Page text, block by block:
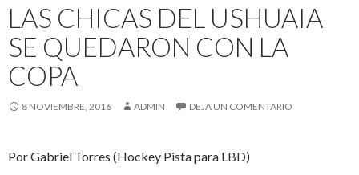
LAS CHICAS DEL USHUAIA
SE QUEDARON CON LA
COPA
8 NOVIEMBRE, 2016 ADMIN DEJA UN COMENTARIO
Por Gabriel Torres (Hockey Pista para LBD)